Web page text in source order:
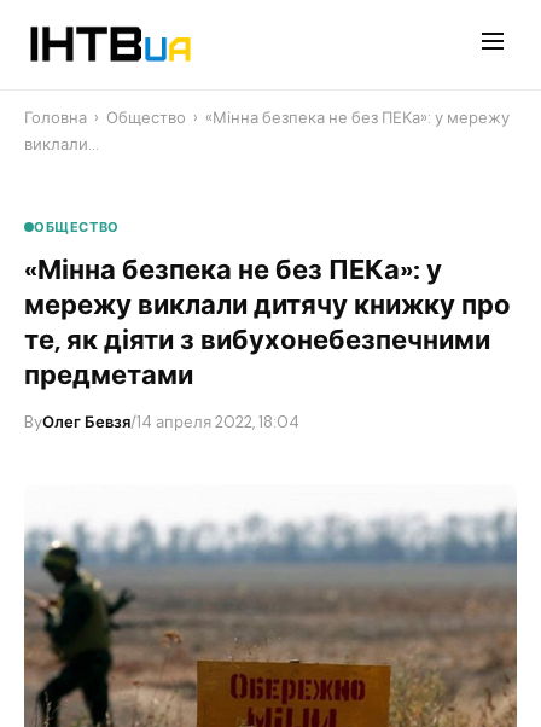
Головна › Общество › «Мінна безпека не без ПЕКа»: у мережу
виклали…
ОБЩЕСТВО
«Мінна безпека не без ПЕКа»: у
мережу виклали дитячу книжку про
те, як діяти з вибухонебезпечними
предметами
ByОлег Бевзя/14 апреля 2022, 18:04